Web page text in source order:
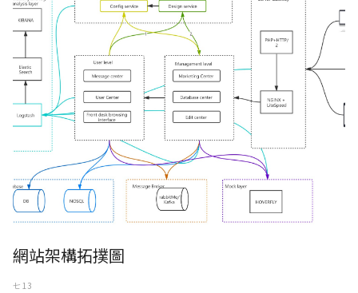
網站架構拓撲圖
七 13